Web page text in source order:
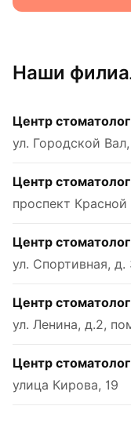
Наши
Центр
ул. Городской Вал,
Центр
проспект
Центр
ул. Спортивная, д.
Центр
ул. Ленина, д.2,
Центр
улица Кирова, 19